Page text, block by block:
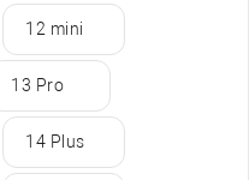
12 mini
13 Pro
14 Plus